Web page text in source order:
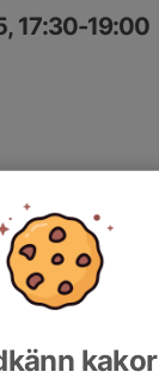
17:30-19:00
kakor